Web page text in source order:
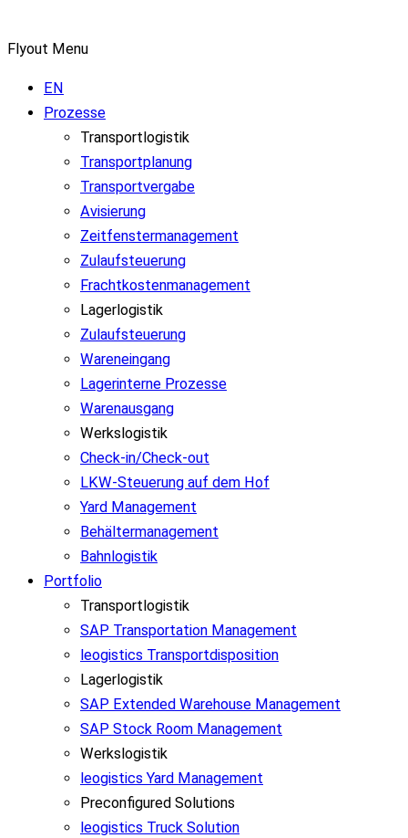
Flyout Menu
EN
Prozesse
Transportlogistik
Transportplanung
Transportvergabe
Avisierung
Zeitfenstermanagement
Zulaufsteuerung
Frachtkostenmanagement
Lagerlogistik
Zulaufsteuerung
Wareneingang
Lagerinterne Prozesse
Warenausgang
Werkslogistik
Check-in/Check-out
LKW-Steuerung auf dem Hof
Yard Management
Behältermanagement
Bahnlogistik
Portfolio
Transportlogistik
SAP Transportation Management
leogistics Transportdisposition
Lagerlogistik
SAP Extended Warehouse Management
SAP Stock Room Management
Werkslogistik
leogistics Yard Management
Preconfigured Solutions
leogistics Truck Solution